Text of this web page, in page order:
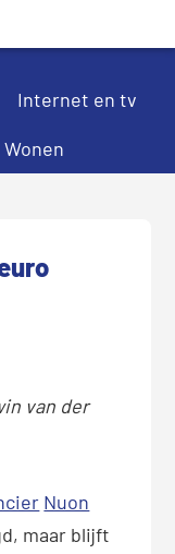
Internet en tv
Wonen
van der
Nuon
maar blijft